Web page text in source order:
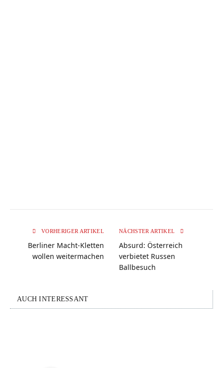
VORHERIGER ARTIKEL
Berliner Macht-Kletten
wollen weitermachen
NÄCHSTER ARTIKEL
Absurd: Österreich
verbietet Russen
Ballbesuch
AUCH INTERESSANT